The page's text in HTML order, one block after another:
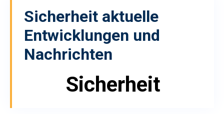
Sicherheit aktuelle
Entwicklungen und
Nachrichten
Sicherheit